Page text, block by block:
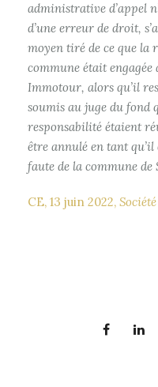
administrative d’appel
d’une erreur de droit,
moyen tiré de ce que la
commune était engagée
Immotour, alors qu’il
soumis au juge du fond
responsabilité étaient
être annulé en tant
faute de la commune de
CE, 13 juin 2022,